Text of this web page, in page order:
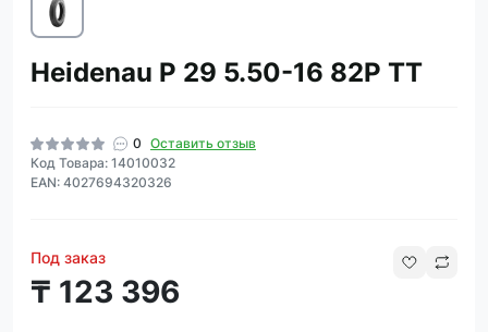
Heidenau P 29 5.50-16 82P TT
0 Оставить отзыв
Код Товара: 14010032
EAN: 4027694320326
Под заказ
₸ 123 396